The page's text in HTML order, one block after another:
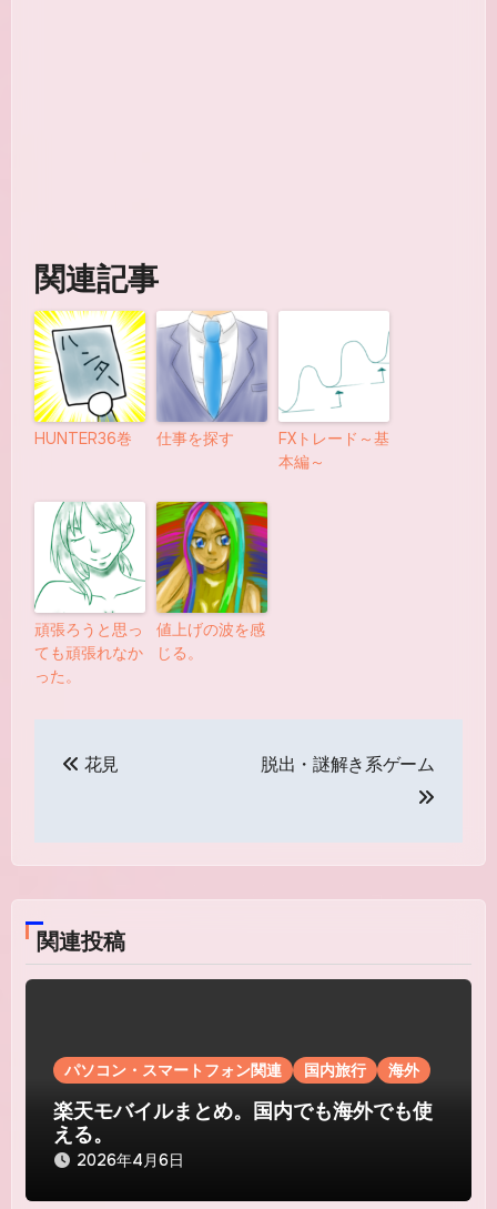
関連記事
HUNTER36巻 仕事を探す
FXトレード～基
本編～
頑張ろうと思っ
ても頑張れなか
った。
値上げの波を感
じる。
稿
ビ
ゲ
ー
ョ
ン
花見 脱出・謎解き系ゲーム
関連投稿
パソコン・スマートフォン関連 国内旅行 海外
楽天モバイルまとめ。国内でも海外でも使
える。
2026年4月6日